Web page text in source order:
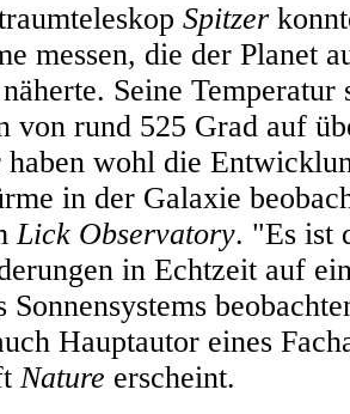
Spitzer
messen, die der Planet
Seine
von rund 525 Grad auf
wohl die
in der Galaxie
Lick Observatory. "Es ist
in Echtzeit auf
Sonnensystems
Hauptautor eines
Nature erscheint.